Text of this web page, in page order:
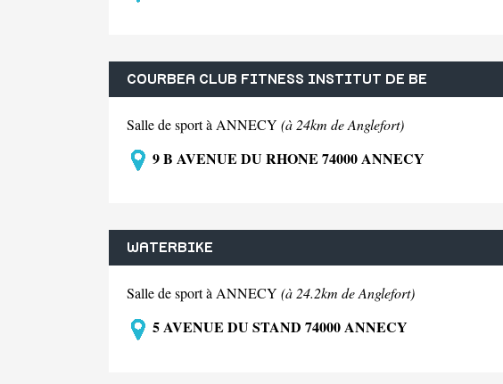
COURBEA CLUB FITNESS INSTITUT DE BE
Salle de sport à ANNECY (à 24km de Anglefort)
9 B AVENUE DU RHONE 74000 ANNECY
WATERBIKE
Salle de sport à ANNECY (à 24.2km de Anglefort)
5 AVENUE DU STAND 74000 ANNECY